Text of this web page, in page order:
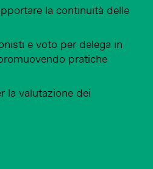
la continuità delle
e voto per delega in
pratiche
la valutazione dei